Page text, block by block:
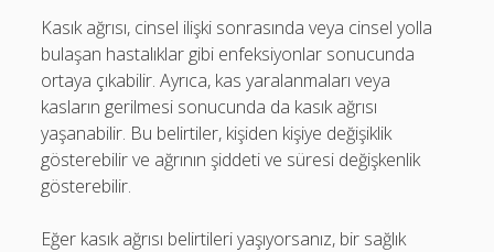
Kasık ağrısı, cinsel ilişki sonrasında veya cinsel yolla
bulaşan hastalıklar gibi enfeksiyonlar sonucunda
ortaya çıkabilir. Ayrıca, kas yaralanmaları veya
kasların gerilmesi sonucunda da kasık ağrısı
yaşanabilir. Bu belirtiler, kişiden kişiye değişiklik
gösterebilir ve ağrının şiddeti ve süresi değişkenlik
gösterebilir.
Eğer kasık ağrısı belirtileri yaşıyorsanız, bir sağlık